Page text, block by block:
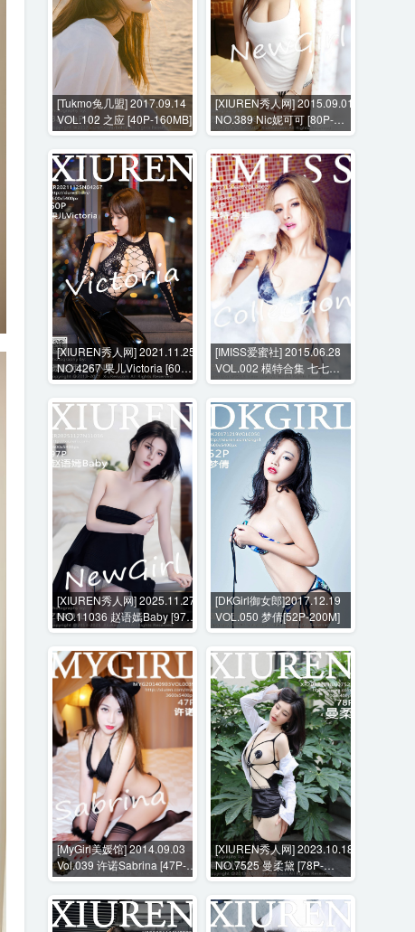
[Tukmo兔几盟] 2017.09.14
VOL.102 之应 [40P-160MB]
[XIUREN秀人网] 2015.09.01
NO.389 Nic妮可可 [80P-
294MB]
[XIUREN秀人网] 2021.11.25
NO.4267 果儿Victoria [60P-
589MB]
[IMISS爱蜜社] 2015.06.28
VOL.002 模特合集 七七
rainy [64P-266MB]
[XIUREN秀人网] 2025.11.27
NO.11036 赵语嫣Baby [97P-
938MB]
[DKGirl御女郎]2017.12.19
VOL.050 梦倩[52P-200M]
[MyGirl美媛馆] 2014.09.03
Vol.039 许诺Sabrina [47P-
199MB]
[XIUREN秀人网] 2023.10.18
NO.7525 曼柔黛 [78P-
862MB]